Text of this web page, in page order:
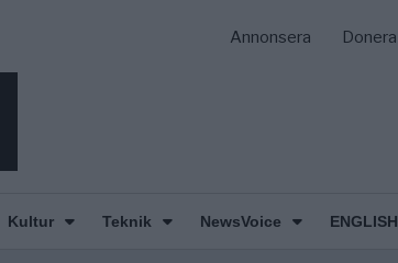
Annonsera Donera
Kultur Teknik NewsVoice
ENGLISH